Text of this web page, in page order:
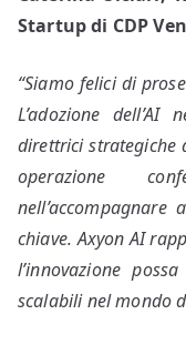
Startup di CDP
“Siamo felici di
L’adozione
direttrici strategiche
operazione
chiave. Axyon AI
l’innovazione
scalabili nel mondo